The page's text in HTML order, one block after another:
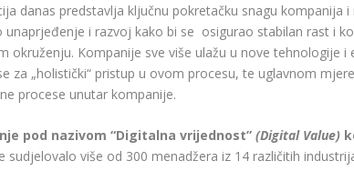
danas predstavlja ključnu pokretačku snagu
unaprjeđenje i razvoj kako bi se osigurao stabilan rast i
okruženju. Kompanije sve više ulažu u nove tehnologije
za „holistički“ pristup u ovom procesu, te uglavnom
procese unutar kompanije.
pod nazivom “Digitalna vrijednost”(Digital Value)
sudjelovalo više od 300 menadžera iz 14 različitih